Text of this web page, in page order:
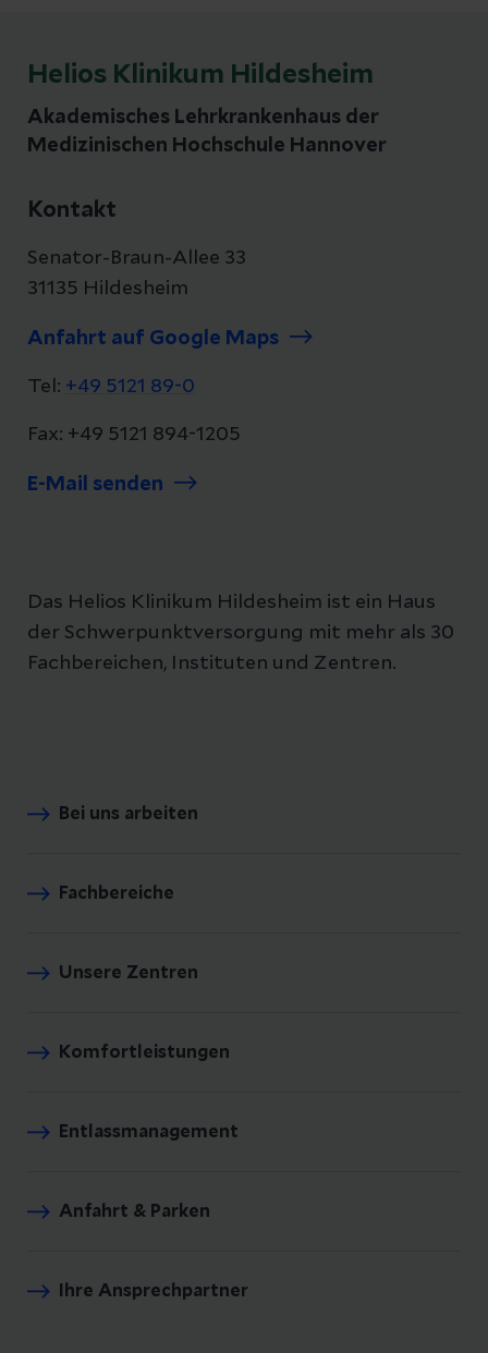
Helios Klinikum Hildesheim
Akademisches Lehrkrankenhaus der
Medizinischen Hochschule Hannover
Kontakt
Senator-Braun-Allee 33
31135 Hildesheim
Anfahrt auf Google Maps
Tel: +49 5121 89-0
Fax: +49 5121 894-1205
E-Mail senden
Das Helios Klinikum Hildesheim ist ein Haus
der Schwerpunktversorgung mit mehr als 30
Fachbereichen, Instituten und Zentren.
Bei uns arbeiten
Fachbereiche
Unsere Zentren
Komfortleistungen
Entlassmanagement
Anfahrt & Parken
Ihre Ansprechpartner